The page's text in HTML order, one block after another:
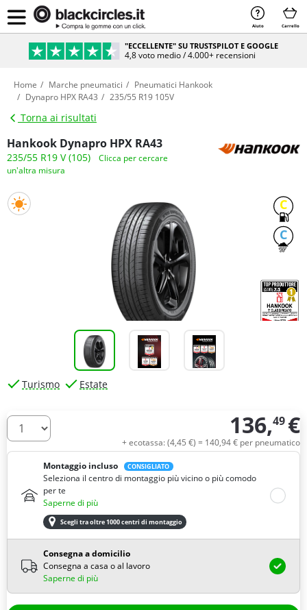
Aiuto Carrello
"ECCELLENTE" SU TRUSTSPILOT E GOOGLE
4,8 voto medio / 4.000+ recensioni
Home Marche pneumatici
Pneumatici Hankook
Dynapro HPX RA43
235/55 R19 105V
Torna ai risultati
Hankook Dynapro HPX RA43
235/55 R19 V (105)
Clicca per cercare
un'altra misura
C
C
Turismo Estate
Quantità 136,49 €
+ ecotassa: (4,45 €) = 140,94€ per pneumatico
Montaggio incluso
CONSIGLIATO
Seleziona il centro di montaggio più vicino o più comodo
per te
Saperne di più
Scegli tra oltre 1000 centri di montaggio
Consegna a domicilio
Consegna a casa o al lavoro
Saperne di più